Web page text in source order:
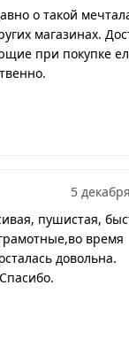
о такой
магазинах.
при покупке
5
пушистая,
время
довольна.